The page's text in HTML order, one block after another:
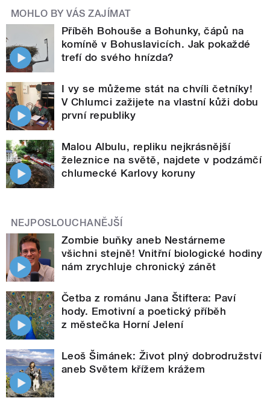
MOHLO BY VÁS ZAJÍMAT
Příběh Bohouše a Bohunky, čápů na
komíně v Bohuslavicích. Jak pokaždé
trefí do svého hnízda?
I vy se můžeme stát na chvíli četníky!
V Chlumci zažijete na vlastní kůži dobu
první republiky
Malou Albulu, repliku nejkrásnější
železnice na světě, najdete v podzámčí
chlumecké Karlovy koruny
NEJPOSLOUCHANĚJŠÍ
Zombie buňky aneb Nestárneme
všichni stejně! Vnitřní biologické hodiny
nám zrychluje chronický zánět
Četba z románu Jana Štiftera: Paví
hody. Emotivní a poetický příběh
z městečka Horní Jelení
Leoš Šimánek: Život plný dobrodružství
aneb Světem křížem krážem